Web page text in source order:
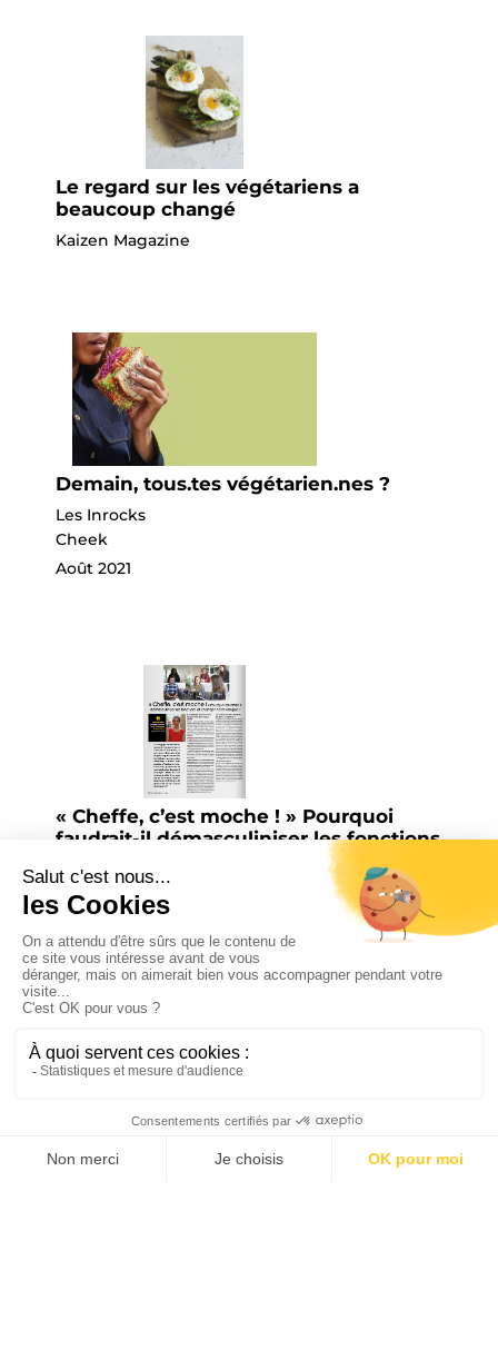
Le regard sur les végétariens a
beaucoup changé
Kaizen Magazine
Demain, tous.tes végétarien.nes ?
Les Inrocks
Cheek
Août 2021
« Cheffe, c’est moche ! » Pourquoi
faudrait-il démasculiniser les fonctions
Le Monde des grandes écoles et universités
LE MAGAZINE
Novembre 2021 (N°97)
L’écoféminisme
Planète Outre-Mer - la 1ère
Décembre 2021